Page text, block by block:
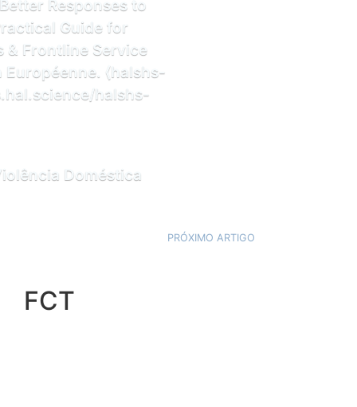
Responses to
Guide for
& Frontline Service
⟨halshs-
halshs-
Doméstica
PRÓXIMO ARTIGO
FCT